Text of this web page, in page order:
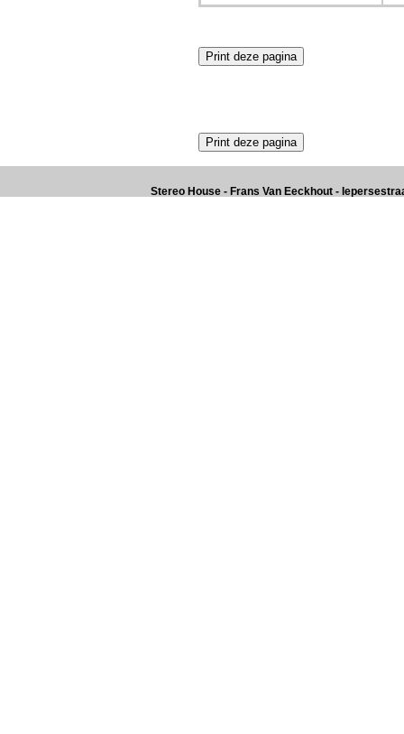
Stereo House - Frans Van Eeckhout -